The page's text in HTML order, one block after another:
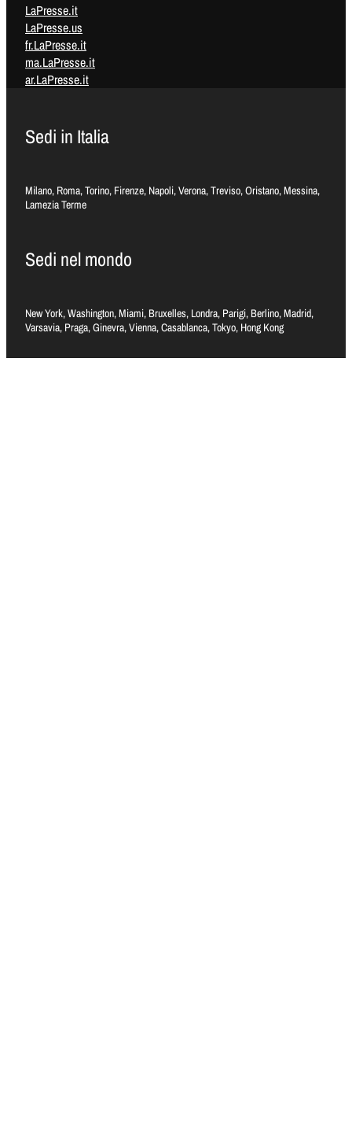
LaPresse.it
LaPresse.us
fr.LaPresse.it
ma.LaPresse.it
ar.LaPresse.it
Sedi in Italia
Milano, Roma, Torino, Firenze, Napoli, Verona, Treviso, Oristano, Messina,
Lamezia Terme
Sedi nel mondo
New York, Washington, Miami, Bruxelles, Londra, Parigi, Berlino, Madrid,
Varsavia, Praga, Ginevra, Vienna, Casablanca, Tokyo, Hong Kong